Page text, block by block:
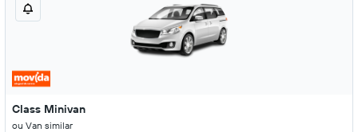
Class Minivan
ou Van similar